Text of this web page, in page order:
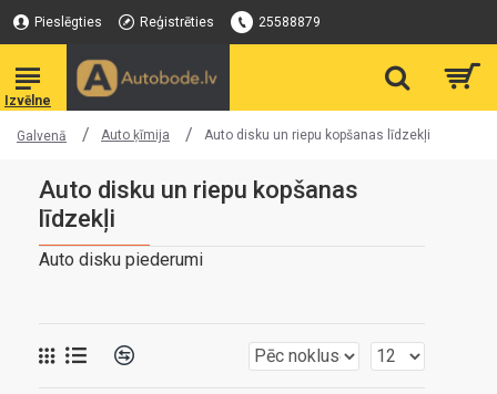
Pieslēgties Reģistrēties 25588879
Galvenā Auto ķīmija Auto disku un riepu kopšanas līdzekļi
Auto disku un riepu kopšanas
līdzekļi
Auto disku piederumi